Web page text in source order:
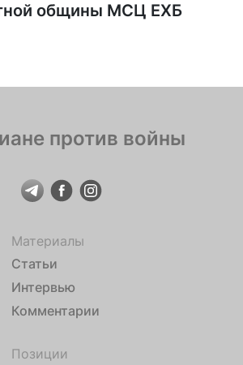
общины МСЦ ЕХБ
против войны
Материалы
Статьи
Интервью
Комментарии
Позиции